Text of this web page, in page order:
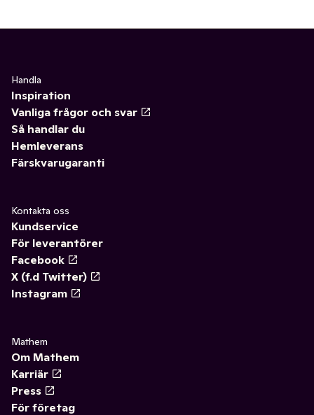
Handla
Inspiration
Vanliga frågor och svar
Så handlar du
Hemleverans
Färskvarugaranti
Kontakta oss
Kundservice
För leverantörer
Facebook
X (f.d Twitter)
Instagram
Mathem
Om Mathem
Karriär
Press
För företag